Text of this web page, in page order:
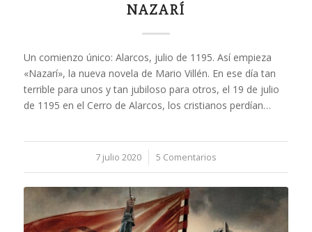
NAZARÍ
Un comienzo único: Alarcos, julio de 1195. Así empieza
«Nazarí», la nueva novela de Mario Villén. En ese día tan
terrible para unos y tan jubiloso para otros, el 19 de julio
de 1195 en el Cerro de Alarcos, los cristianos perdían…
7 julio 2020
/ 5 Comentarios